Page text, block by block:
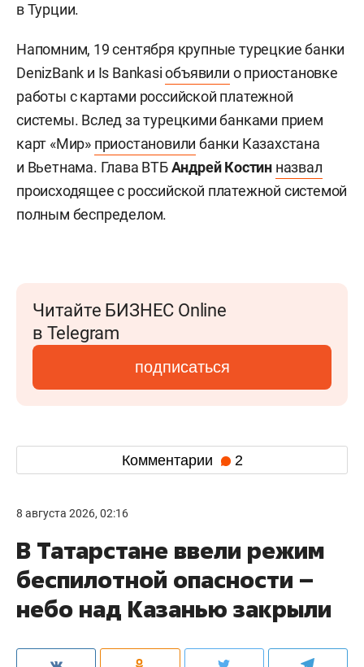
в Турции.
Напомним, 19 сентября крупные турецкие банки
DenizBank и Is Bankasiобъявили о приостановке
работы с картами российской платежной
системы. Вслед за турецкими банками прием
карт «Мир» приостановили банки Казахстана
и Вьетнама. Глава ВТБАндрей Костин назвал
происходящее с российской платежной системой
полным беспределом.
Читайте БИЗНЕС Online
в Telegram
подписаться
Комментарии 2
8 августа 2026, 02:16
В Татарстане ввели режим
беспилотной опасности –
небо над Казанью закрыли